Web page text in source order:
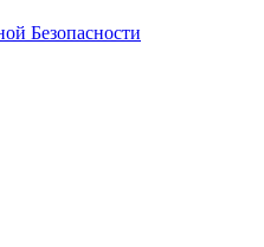
Безопасности